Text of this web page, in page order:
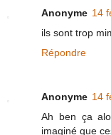
Anonyme 14
ils sont trop
Répondre
Anonyme 14
Ah ben ça
imaginé que